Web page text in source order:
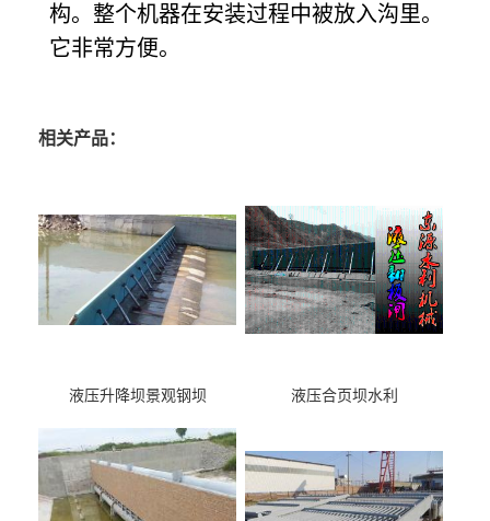
构。整个机器在安装过程中被放入沟里。
它非常方便。
相关产品：
液压升降坝景观钢坝 液压合页坝水利